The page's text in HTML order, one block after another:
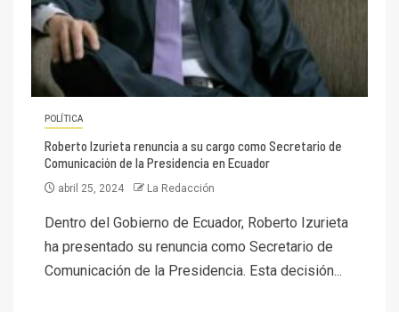
POLÍTICA
Roberto Izurieta renuncia a su cargo como Secretario de
Comunicación de la Presidencia en Ecuador
abril 25, 2024 La Redacción
Dentro del Gobierno de Ecuador, Roberto Izurieta
ha presentado su renuncia como Secretario de
Comunicación de la Presidencia. Esta decisión...